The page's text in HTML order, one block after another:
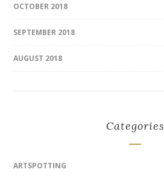
OCTOBER 2018
SEPTEMBER 2018
AUGUST 2018
Categories
ARTSPOTTING